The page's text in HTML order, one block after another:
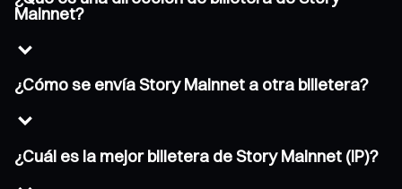
Mainnet?
¿Cómo se envía Story Mainnet a otra billetera?
¿Cuál es la mejor billetera de Story Mainnet (IP)?